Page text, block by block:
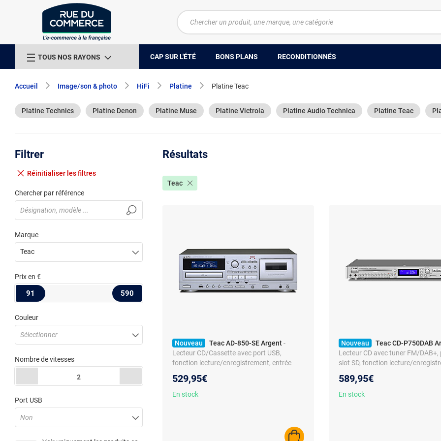
TOUS NOS RAYONS CAP SUR L'ÉTÉ BONS PLANS RECONDITIONNÉS
Accueil Image/son & photo HiFi Platine Platine Teac
Platine Technics Platine Denon Platine Muse Platine Victrola Platine Audio Technica Platine Teac
Filtrer
Réinitialiser les filtres
Chercher par référence
Marque
Teac
Prixen €
91 590
Couleur
Sélectionner
Nombre de vitesses
2
Port USB
Non
Résultats
Teac
Nouveau Teac AD-850-SE Argent-
Lecteur CD/Cassette avec port USB,
fonction lecture/enregistrement, entrée
529,95€
En stock
Nouveau Teac CD-P750DAB
Lecteur CD avec tuner FM/DAB+,
slot SD, fonction lecture/
connecteurs audio analogiques et
numériques
589,95€
En stock